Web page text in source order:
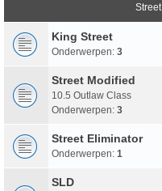
King Street
Onderwerpen: 3
Street Modified
10.5 Outlaw Class
Onderwerpen: 3
Street Eliminator
Onderwerpen: 1
SLD